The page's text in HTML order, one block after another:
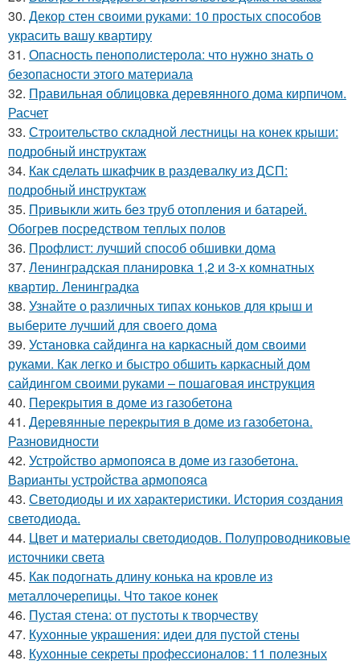
30. Декор стен своими руками: 10 простых способов
украсить вашу квартиру
31. Опасность пенополистерола: что нужно знать о
безопасности этого материала
32. Правильная облицовка деревянного дома кирпичом.
Расчет
33. Строительство складной лестницы на конек крыши:
подробный инструктаж
34. Как сделать шкафчик в раздевалку из ДСП:
подробный инструктаж
35. Привыкли жить без труб отопления и батарей.
Обогрев посредством теплых полов
36. Профлист: лучший способ обшивки дома
37. Ленинградская планировка 1,2 и 3-х комнатных
квартир. Ленинградка
38. Узнайте о различных типах коньков для крыш и
выберите лучший для своего дома
39. Установка сайдинга на каркасный дом своими
руками. Как легко и быстро обшить каркасный дом
сайдингом своими руками – пошаговая инструкция
40. Перекрытия в доме из газобетона
41. Деревянные перекрытия в доме из газобетона.
Разновидности
42. Устройство армопояса в доме из газобетона.
Варианты устройства армопояса
43. Светодиоды и их характеристики. История создания
светодиода.
44. Цвет и материалы светодиодов. Полупроводниковые
источники света
45. Как подогнать длину конька на кровле из
металлочерепицы. Что такое конек
46. Пустая стена: от пустоты к творчеству
47. Кухонные украшения: идеи для пустой стены
48. Кухонные секреты профессионалов: 11 полезных